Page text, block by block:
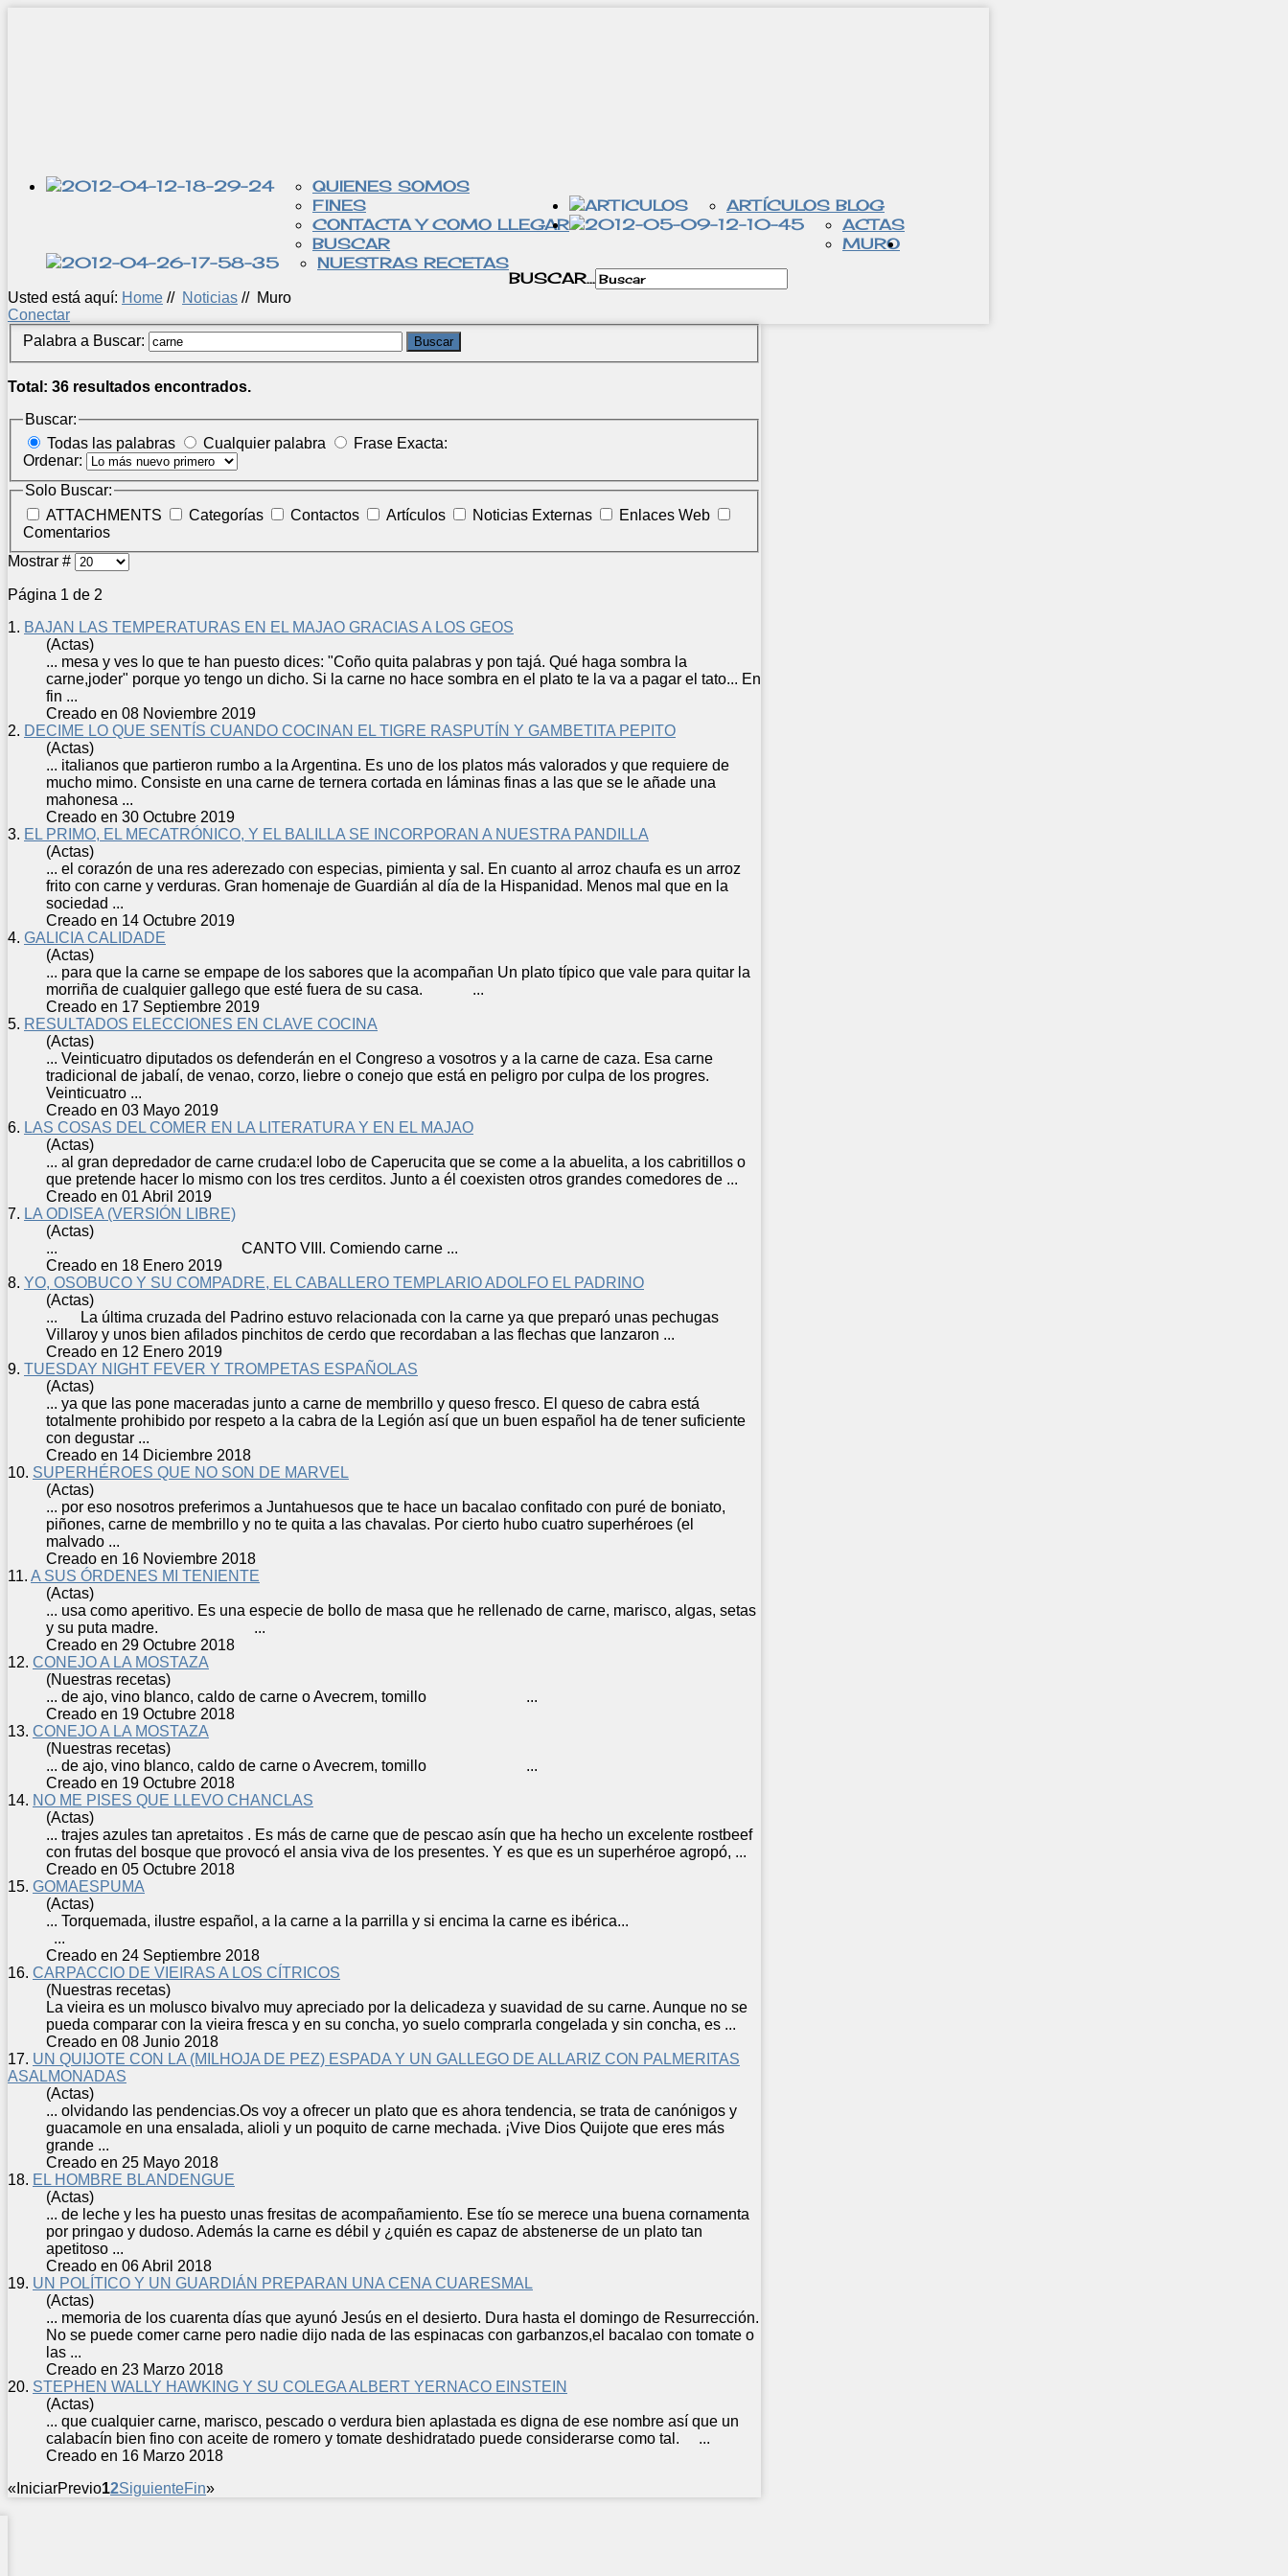
QUIENES SOMOS
FINES
CONTACTA Y COMO LLEGAR
BUSCAR
ARTÍCULOS BLOG
ACTAS
MURO
NUESTRAS RECETAS
BUSCAR...
Usted está aquí: Home // Noticias // Muro
Conectar
Palabra a Buscar:
Buscar
Total: 36 resultados encontrados.
Buscar:
Todas las palabras
Cualquier palabra
Frase Exacta:
Ordenar:
Solo Buscar:
ATTACHMENTS
Categorías Contactos Artículos Noticias Externas
Enlaces Web
Comentarios
Mostrar #
Página 1 de 2
1. BAJAN LAS TEMPERATURAS EN EL MAJAO GRACIAS A LOS GEOS
(Actas)
... mesa y ves lo que te han puesto dices: "Coño quita palabras y pon tajá. Qué haga sombra la
carne,joder" porque yo tengo un dicho. Si la carne no hace sombra en el plato te la va a pagar el tato... En
fin ...
Creado en 08 Noviembre 2019
2. DECIME LO QUE SENTÍS CUANDO COCINAN EL TIGRE RASPUTÍN Y GAMBETITA PEPITO
(Actas)
... italianos que partieron rumbo a la Argentina. Es uno de los platos más valorados y que requiere de
mucho mimo. Consiste en una carne de ternera cortada en láminas finas a las que se le añade una
mahonesa ...
Creado en 30 Octubre 2019
3. EL PRIMO, EL MECATRÓNICO, Y EL BALILLA SE INCORPORAN A NUESTRA PANDILLA
(Actas)
... el corazón de una res aderezado con especias, pimienta y sal. En cuanto al arroz chaufa es un arroz
frito con carne y verduras. Gran homenaje de Guardián al día de la Hispanidad. Menos mal que en la
sociedad ...
Creado en 14 Octubre 2019
4. GALICIA CALIDADE
(Actas)
... para que la carne se empape de los sabores que la acompañan Un plato típico que vale para quitar la
morriña de cualquier gallego que esté fuera de su casa. ...
Creado en 17 Septiembre 2019
5. RESULTADOS ELECCIONES EN CLAVE COCINA
(Actas)
... Veinticuatro diputados os defenderán en el Congreso a vosotros y a la carne de caza. Esa carne
tradicional de jabalí, de venao, corzo, liebre o conejo que está en peligro por culpa de los progres.
Veinticuatro ...
Creado en 03 Mayo 2019
6. LAS COSAS DEL COMER EN LA LITERATURA Y EN EL MAJAO
(Actas)
... al gran depredador de carne cruda:el lobo de Caperucita que se come a la abuelita, a los cabritillos o
que pretende hacer lo mismo con los tres cerditos. Junto a él coexisten otros grandes comedores de ...
Creado en 01 Abril 2019
7. LA ODISEA (VERSIÓN LIBRE)
(Actas)
... CANTO VIII. Comiendo carne ...
Creado en 18 Enero 2019
8. YO, OSOBUCO Y SU COMPADRE, EL CABALLERO TEMPLARIO ADOLFO EL PADRINO
(Actas)
... La última cruzada del Padrino estuvo relacionada con la carne ya que preparó unas pechugas
Villaroy y unos bien afilados pinchitos de cerdo que recordaban a las flechas que lanzaron ...
Creado en 12 Enero 2019
9. TUESDAY NIGHT FEVER Y TROMPETAS ESPAÑOLAS
(Actas)
... ya que las pone maceradas junto a carne de membrillo y queso fresco. El queso de cabra está
totalmente prohibido por respeto a la cabra de la Legión así que un buen español ha de tener suficiente
con degustar ...
Creado en 14 Diciembre 2018
10. SUPERHÉROES QUE NO SON DE MARVEL
(Actas)
... por eso nosotros preferimos a Juntahuesos que te hace un bacalao confitado con puré de boniato,
piñones, carne de membrillo y no te quita a las chavalas. Por cierto hubo cuatro superhéroes (el
malvado ...
Creado en 16 Noviembre 2018
11. A SUS ÓRDENES MI TENIENTE
(Actas)
... usa como aperitivo. Es una especie de bollo de masa que he rellenado de carne, marisco, algas, setas
y su puta madre. ...
Creado en 29 Octubre 2018
12. CONEJO A LA MOSTAZA
(Nuestras recetas)
... de ajo, vino blanco, caldo de carne o Avecrem, tomillo ...
Creado en 19 Octubre 2018
13. CONEJO A LA MOSTAZA
(Nuestras recetas)
... de ajo, vino blanco, caldo de carne o Avecrem, tomillo ...
Creado en 19 Octubre 2018
14. NO ME PISES QUE LLEVO CHANCLAS
(Actas)
... trajes azules tan apretaitos . Es más de carne que de pescao asín que ha hecho un excelente rostbeef
con frutas del bosque que provocó el ansia viva de los presentes. Y es que es un superhéroe agropó, ...
Creado en 05 Octubre 2018
15. GOMAESPUMA
(Actas)
... Torquemada, ilustre español, a la carne a la parrilla y si encima la carne es ibérica...
...
Creado en 24 Septiembre 2018
16. CARPACCIO DE VIEIRAS A LOS CÍTRICOS
(Nuestras recetas)
La vieira es un molusco bivalvo muy apreciado por la delicadeza y suavidad de su carne. Aunque no se
pueda comparar con la vieira fresca y en su concha, yo suelo comprarla congelada y sin concha, es ...
Creado en 08 Junio 2018
17. UN QUIJOTE CON LA (MILHOJA DE PEZ) ESPADA Y UN GALLEGO DE ALLARIZ CON PALMERITAS
ASALMONADAS
(Actas)
... olvidando las pendencias.Os voy a ofrecer un plato que es ahora tendencia, se trata de canónigos y
guacamole en una ensalada, alioli y un poquito de carne mechada. ¡Vive Dios Quijote que eres más
grande ...
Creado en 25 Mayo 2018
18. EL HOMBRE BLANDENGUE
(Actas)
... de leche y les ha puesto unas fresitas de acompañamiento. Ese tío se merece una buena cornamenta
por pringao y dudoso. Además la carne es débil y ¿quién es capaz de abstenerse de un plato tan
apetitoso ...
Creado en 06 Abril 2018
19. UN POLÍTICO Y UN GUARDIÁN PREPARAN UNA CENA CUARESMAL
(Actas)
... memoria de los cuarenta días que ayunó Jesús en el desierto. Dura hasta el domingo de Resurrección.
No se puede comer carne pero nadie dijo nada de las espinacas con garbanzos,el bacalao con tomate o
las ...
Creado en 23 Marzo 2018
20. STEPHEN WALLY HAWKING Y SU COLEGA ALBERT YERNACO EINSTEIN
(Actas)
... que cualquier carne, marisco, pescado o verdura bien aplastada es digna de ese nombre así que un
calabacín bien fino con aceite de romero y tomate deshidratado puede considerarse como tal. ...
Creado en 16 Marzo 2018
« IniciarPrevio12SiguienteFin»